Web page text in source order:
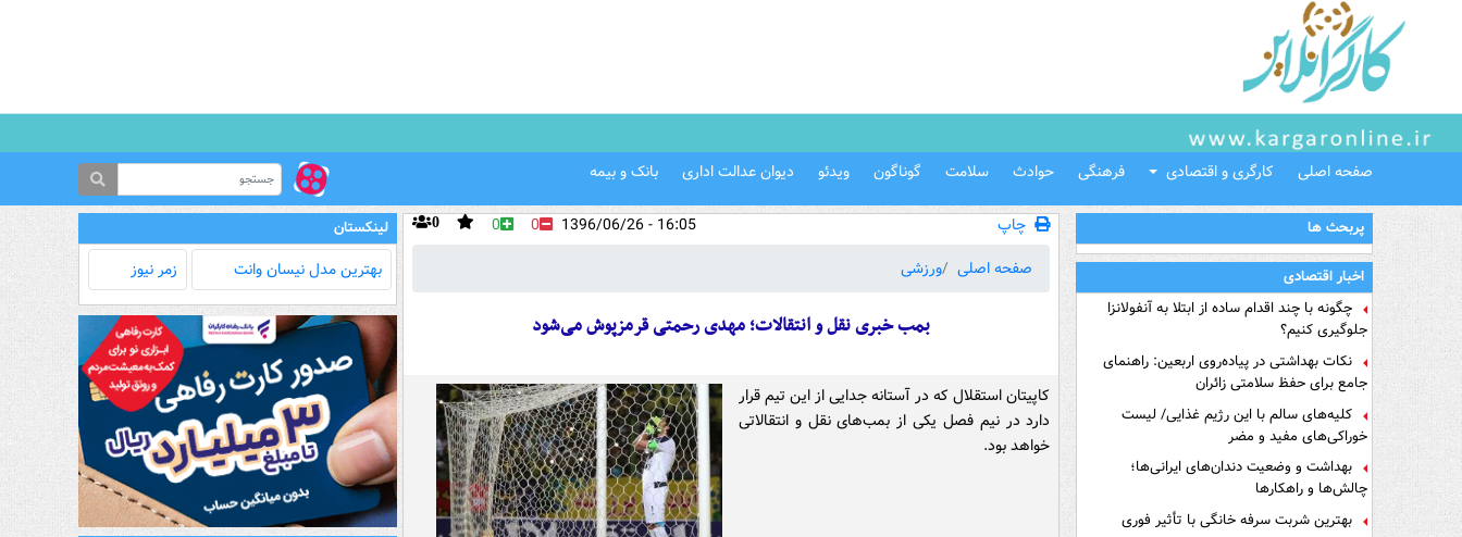
صفحه اصلی کارگری و اقتصادی فرهنگی حوادث سلامت گوناگون ویدئو دیوان عدالت اداری بانک و بیمه
پربحث ها
اخبار اقتصادی
چگونه با چند اقدام ساده از ابتلا به آنفولانزا
جلوگیری کنیم؟
نکات بهداشتی در پیاده‌روی اربعین: راهنمای
جامع برای حفظ سلامتی زائران
کلیه‌های سالم با این رژیم غذایی/ لیست
خوراکی‌های مفید و مضر
بهداشت و وضعیت دندان‌های ایرانی‌ها؛
چالش‌ها و راهکارها
بهترین شربت سرفه خانگی با تأثیر فوری
چاپ 0 0 0
16:05 - 1396/06/26
صفحه اصلی
ورزشی
بمب خبری نقل و انتقالات؛ مهدی رحمتی قرمزپوش می‌شود
کاپیتان استقلال که در آستانه جدایی از این تیم قرار
دارد در نیم فصل یکی از بمب‌های نقل و انتقالاتی
خواهد بود.
لینکستان
بهترین مدل‌ نیسان وانت زمر نیوز